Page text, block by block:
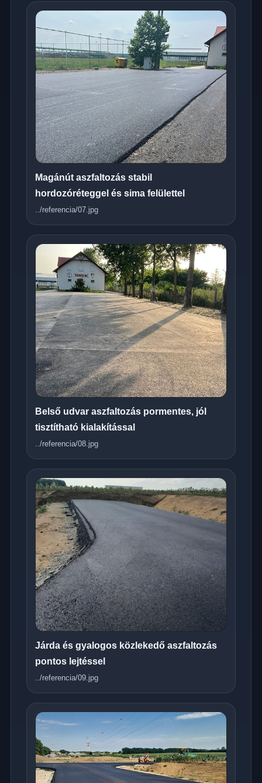
Magánút aszfaltozás stabil
hordozóréteggel és sima felülettel
../referencia/07.jpg
Belső udvar aszfaltozás pormentes, jól
tisztítható kialakítással
../referencia/08.jpg
Járda és gyalogos közlekedő aszfaltozás
pontos lejtéssel
../referencia/09.jpg